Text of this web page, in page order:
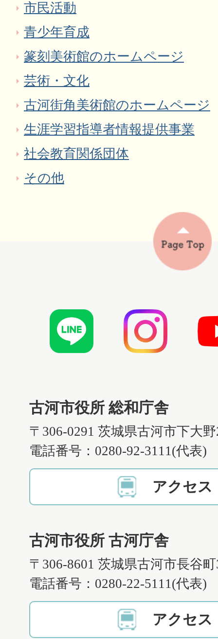
市民活動
青少年育成
篆刻美術館のホームページ
芸術・文化
古河街角美術館のホームページ
生涯学習指導者情報提供事業
社会教育関係団体
その他
古河市役所 総和庁舎
〒306-0291 茨城県古河市下大
電話番号：0280-92-3111(代表)
アクセス
古河市役所 古河庁舎
〒306-8601 茨城県古河市長谷
電話番号：0280-22-5111(代表)
アクセス